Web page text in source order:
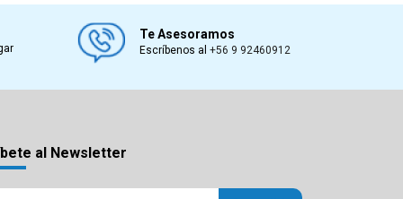
Te Asesoramos
Escríbenos al+56 9 92460912
al Newsletter